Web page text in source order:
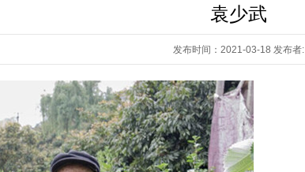
袁少武
发布时间：2021-03-18 发布者: